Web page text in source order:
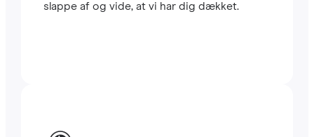
slappe af og vide, at vi har dig dækket.